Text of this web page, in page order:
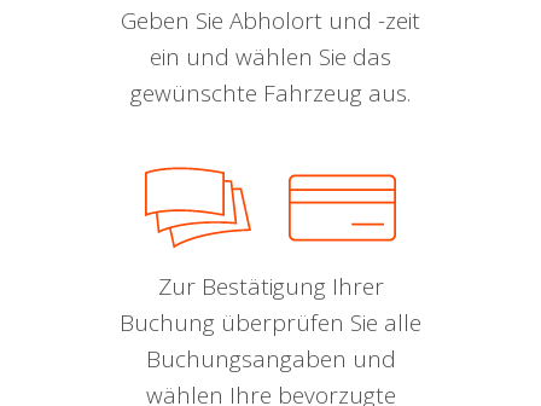
Geben Sie Abholort und -zeit
ein und wählen Sie das
gewünschte Fahrzeug aus.
Zur Bestätigung Ihrer
Buchung überprüfen Sie alle
Buchungsangaben und
wählen Ihre bevorzugte